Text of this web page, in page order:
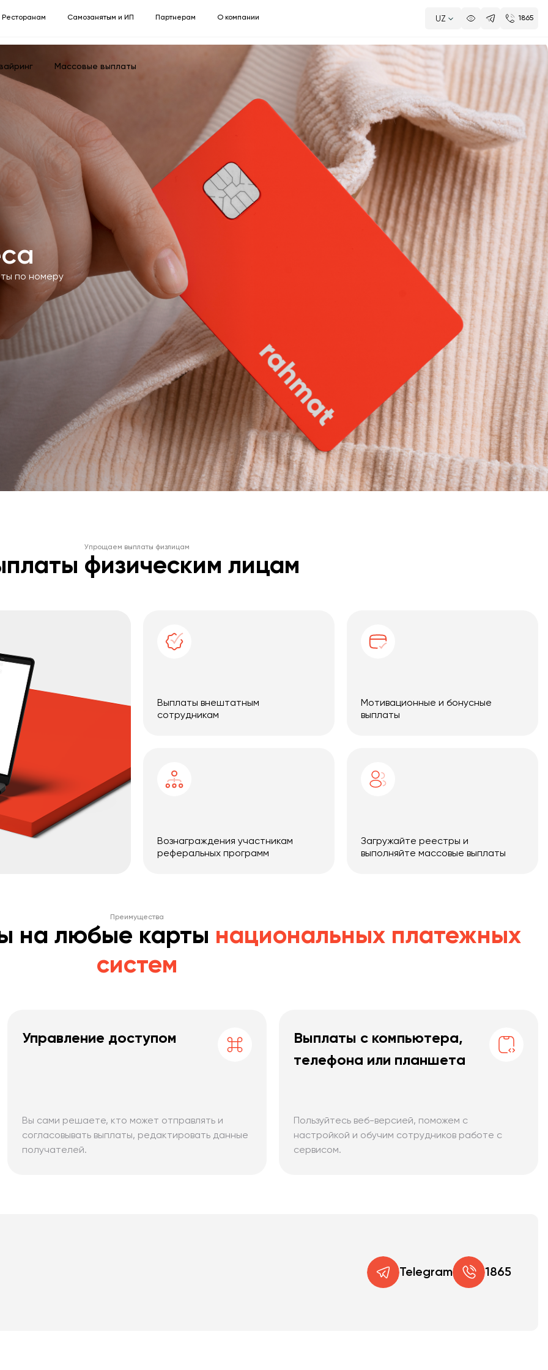
Ресторанам Самозанятым и ИП Партнерам О компании UZ 1865
Массовые выплаты
по номеру
Упрощаем выплаты физлицам
физическим лицам
Выплаты внештатным
сотрудникам
Мотивационные и бонусные
выплаты
Вознаграждения участникам
реферальных программ
Загружайте реестры и
выполняйте массовые выплаты
Преимущества
на любые карты национальных платежных
систем
Управление доступом
Вы сами решаете, кто может отправлять и
согласовывать выплаты, редактировать данные
получателей.
Выплаты с компьютера,
телефона или планшета
Пользуйтесь веб-версией, поможем с
настройкой и обучим сотрудников работе с
сервисом.
Telegram 1865